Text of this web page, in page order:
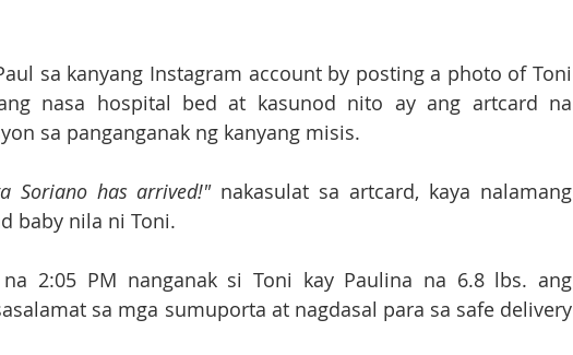
sa kanyang Instagram account by posting a photo of Toni
nasa hospital bed at kasunod nito ay ang artcard na
sa panganganak ng kanyang misis.
Soriano has arrived!" nakasulat sa artcard, kaya nalamang
baby nila ni Toni.
2:05 PM nanganak si Toni kay Paulina na 6.8 lbs. ang
sa mga sumuporta at nagdasal para sa safe delivery